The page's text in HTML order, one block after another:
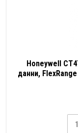
Honeywell
данни,